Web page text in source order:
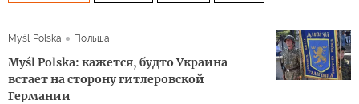
Myśl Polska Польша
Myśl Polska: кажется, будто Украина
встает на сторону гитлеровской
Германии